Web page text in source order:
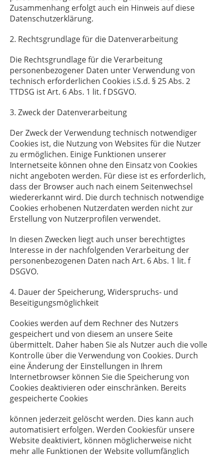
Zusammenhang erfolgt auch ein Hinweis auf diese
Datenschutzerklärung.
2. Rechtsgrundlage für die Datenverarbeitung
Die Rechtsgrundlage für die Verarbeitung
personenbezogener Daten unter Verwendung von
technisch erforderlichen Cookies i.S.d. § 25 Abs. 2
TTDSG ist Art. 6 Abs. 1 lit. f DSGVO.
3. Zweck der Datenverarbeitung
Der Zweck der Verwendung technisch notwendiger
Cookies ist, die Nutzung von Websites für die Nutzer
zu ermöglichen. Einige Funktionen unserer
Internetseite können ohne den Einsatz von Cookies
nicht angeboten werden. Für diese ist es erforderlich,
dass der Browser auch nach einem Seitenwechsel
wiedererkannt wird. Die durch technisch notwendige
Cookies erhobenen Nutzerdaten werden nicht zur
Erstellung von Nutzerprofilen verwendet.
In diesen Zwecken liegt auch unser berechtigtes
Interesse in der nachfolgenden Verarbeitung der
personenbezogenen Daten nach Art. 6 Abs. 1 lit. f
DSGVO.
4. Dauer der Speicherung, Widerspruchs- und
Beseitigungsmöglichkeit
Cookies werden auf dem Rechner des Nutzers
gespeichert und von diesem an unsere Seite
übermittelt. Daher haben Sie als Nutzer auch die volle
Kontrolle über die Verwendung von Cookies. Durch
eine Änderung der Einstellungen in Ihrem
Internetbrowser können Sie die Speicherung von
Cookies deaktivieren oder einschränken. Bereits
gespeicherte Cookies
können jederzeit gelöscht werden. Dies kann auch
automatisiert erfolgen. Werden Cookiesfür unsere
Website deaktiviert, können möglicherweise nicht
mehr alle Funktionen der Website vollumfänglich